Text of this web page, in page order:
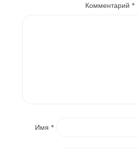
Комментарий*
Имя *